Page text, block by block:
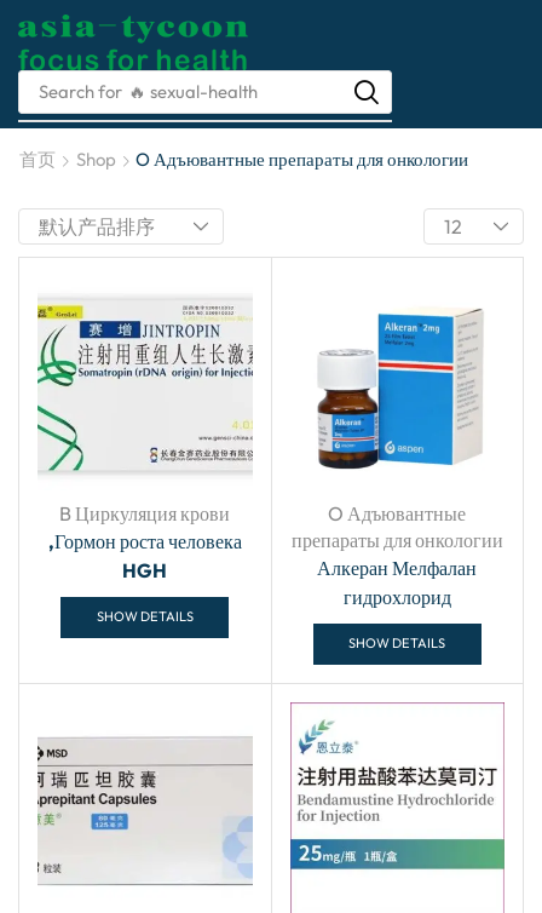
Search for 🔥 prescription
首页 Shop O Адъювантные препараты для онкологии
Asia-tycoon Take
care of your health
医疗科技不断进步成就你我的健康管理
B Циркуляция крови
,Гормон роста человека
HGH
SHOW DETAILS
O Адъювантные
препараты для онкологии
Алкеран Мелфалан
гидрохлорид
SHOW DETAILS